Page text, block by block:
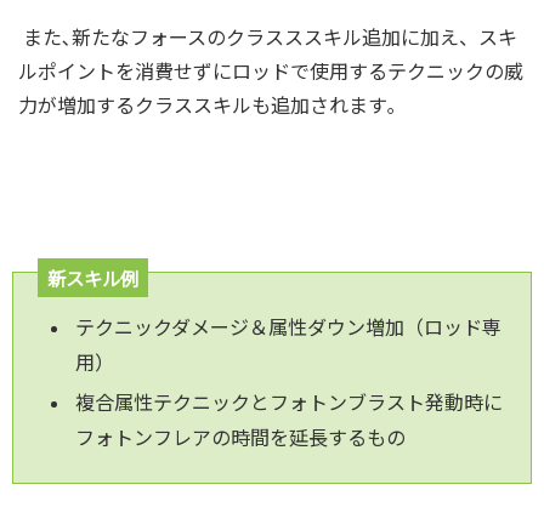
また､新たなフォースのクラスススキル追加に加え、スキ
ルポイントを消費せずにロッドで使用するテクニックの威
力が増加するクラススキルも追加されます｡
新スキル例
テクニックダメージ＆属性ダウン増加（ロッド専
用）
複合属性テクニックとフォトンブラスト発動時に
フォトンフレアの時間を延長するもの